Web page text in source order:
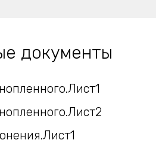
документы